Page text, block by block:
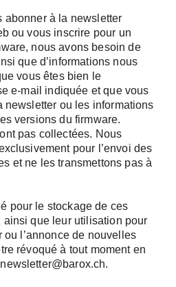
abonner à la newsletter
ou vous inscrire pour un
nous avons besoin de
que d’informations nous
vous êtes bien le
e-mail indiquée et que vous
newsletter ou les informations
versions du firmware.
pas collectées. Nous
pour l’envoi des
et ne les transmettons pas à
pour le stockage de ces
que leur utilisation pour
ou l’annonce de nouvelles
révoqué à tout moment en
newsletter@barox.ch.
nous
fois mieux informé !